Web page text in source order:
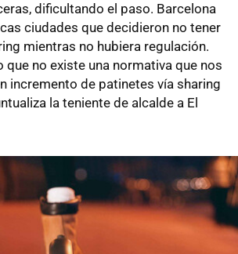
dificultando el paso. Barcelona
ciudades que decidieron no tener
mientras no hubiera regulación.
que no existe una normativa que nos
incremento de patinetes vía sharing
la teniente de alcalde a El